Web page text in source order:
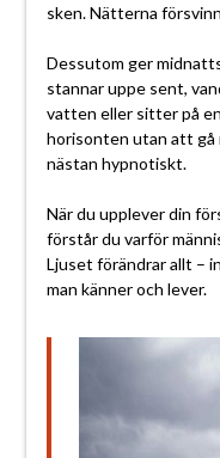
sken. Nätterna
Dessutom ger
stannar uppe sent,
vatten eller sitter på
horisonten utan att gå
nästan hypnotiskt.
När du upplever din
förstår du varför
Ljuset förändrar allt –
man känner och lever.